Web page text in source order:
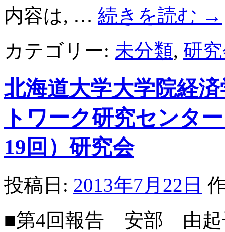
内容は, … 続きを読む →
カテゴリー: 未分類, 研
北海道大学大学院経
トワーク研究センタ
19回）研究会
投稿日: 2013年7月22日
■第4回報告 安部 由起